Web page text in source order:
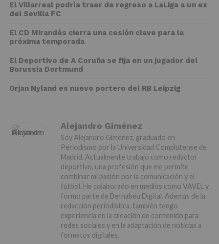
El Villarreal podría traer de regreso a LaLiga a un ex
del Sevilla FC
El CD Mirandés cierra una cesión clave para la
próxima temporada
El Deportivo de A Coruña se fija en un jugador del
Borussia Dortmund
Orjan Nyland es nuevo portero del RB Leipzig
Alejandro Giménez
Soy Alejandro Giménez, graduado en
Periodismo por la Universidad Complutense de
Madrid. Actualmente trabajo como redactor
deportivo, una profesión que me permite
combinar mi pasión por la comunicación y el
fútbol. He colaborado en medios como VAVEL y
formo parte de Bernabéu Digital. Además de la
redacción periodística, también tengo
experiencia en la creación de contenido para
redes sociales y en la adaptación de noticias a
formatos digitales.